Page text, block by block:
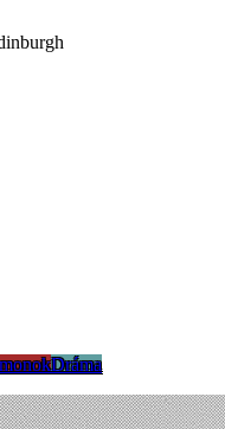
Dráma